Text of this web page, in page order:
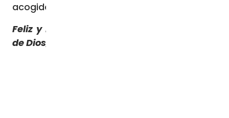
acogida y de perdón hacia los demás.
Feliz y Bendecido día Jueves y con Gracia
de Dios, vamos que se puede!!!